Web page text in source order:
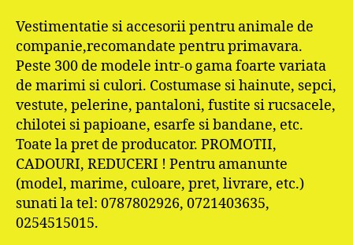
Vestimentatie si accesorii pentru animale de
companie,recomandate pentru primavara.
Peste 300 de modele intr-o gama foarte variata
de marimi si culori. Costumase si hainute, sepci,
vestute, pelerine, pantaloni, fustite si rucsacele,
chilotei si papioane, esarfe si bandane, etc.
Toate la pret de producator. PROMOTII,
CADOURI, REDUCERI ! Pentru amanunte
(model, marime, culoare, pret, livrare, etc.)
sunati la tel: 0787802926, 0721403635,
0254515015.